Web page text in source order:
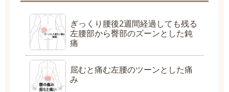
ぎっくり腰後2週間経過しても残る
左腰部から臀部のズーンとした鈍
痛
屈むと痛む左腰のツーンとした痛
み